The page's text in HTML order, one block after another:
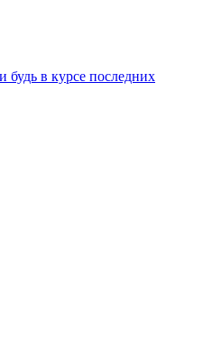
будь в курсе последних